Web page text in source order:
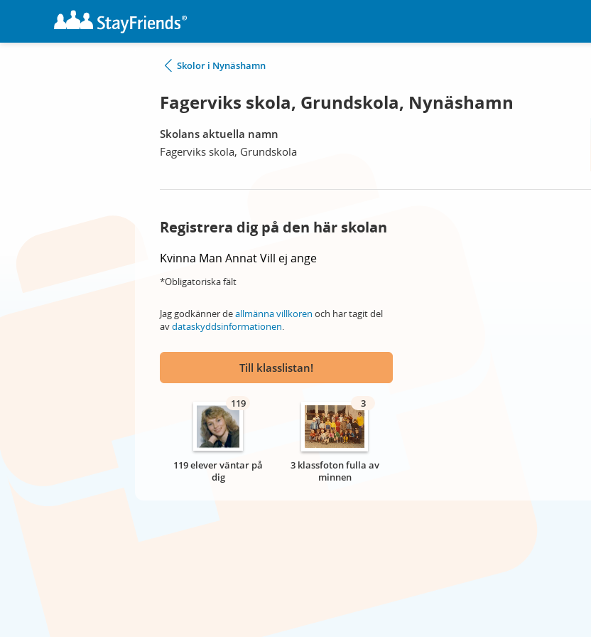
Skolor i Nynäshamn
Fagerviks skola, Grundskola, Nynäshamn
Skolans aktuella namn
Fagerviks skola, Grundskola
Registrera dig på den här skolan
Kvinna Man AnnatVill ej ange
*Obligatoriska fält
Jag godkänner deallmänna villkoren och har tagit del
avdataskyddsinformationen.
Till klasslistan!
119
119 elever väntar på
dig
3
3 klassfoton fulla av
minnen